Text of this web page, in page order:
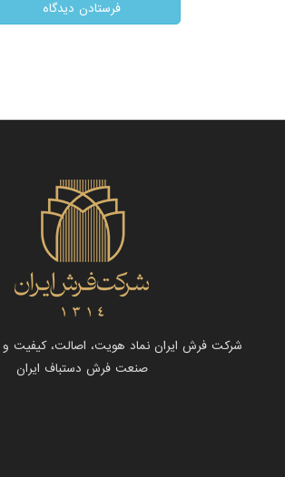
شرکت فرش ایران نماد هویت، اصالت، کیفیت و
صنعت فرش دستباف ایران